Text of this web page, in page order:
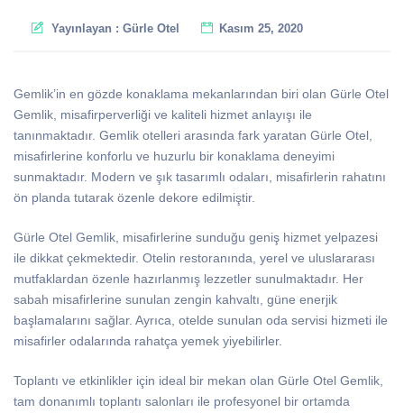
Yayınlayan : Gürle Otel Kasım 25, 2020
Gemlik’in en gözde konaklama mekanlarından biri olan Gürle Otel
Gemlik, misafirperverliği ve kaliteli hizmet anlayışı ile
tanınmaktadır. Gemlik otelleri arasında fark yaratan Gürle Otel,
misafirlerine konforlu ve huzurlu bir konaklama deneyimi
sunmaktadır. Modern ve şık tasarımlı odaları, misafirlerin rahatını
ön planda tutarak özenle dekore edilmiştir.
Gürle Otel Gemlik, misafirlerine sunduğu geniş hizmet yelpazesi
ile dikkat çekmektedir. Otelin restoranında, yerel ve uluslararası
mutfaklardan özenle hazırlanmış lezzetler sunulmaktadır. Her
sabah misafirlerine sunulan zengin kahvaltı, güne enerjik
başlamalarını sağlar. Ayrıca, otelde sunulan oda servisi hizmeti ile
misafirler odalarında rahatça yemek yiyebilirler.
Toplantı ve etkinlikler için ideal bir mekan olan Gürle Otel Gemlik,
tam donanımlı toplantı salonları ile profesyonel bir ortamda